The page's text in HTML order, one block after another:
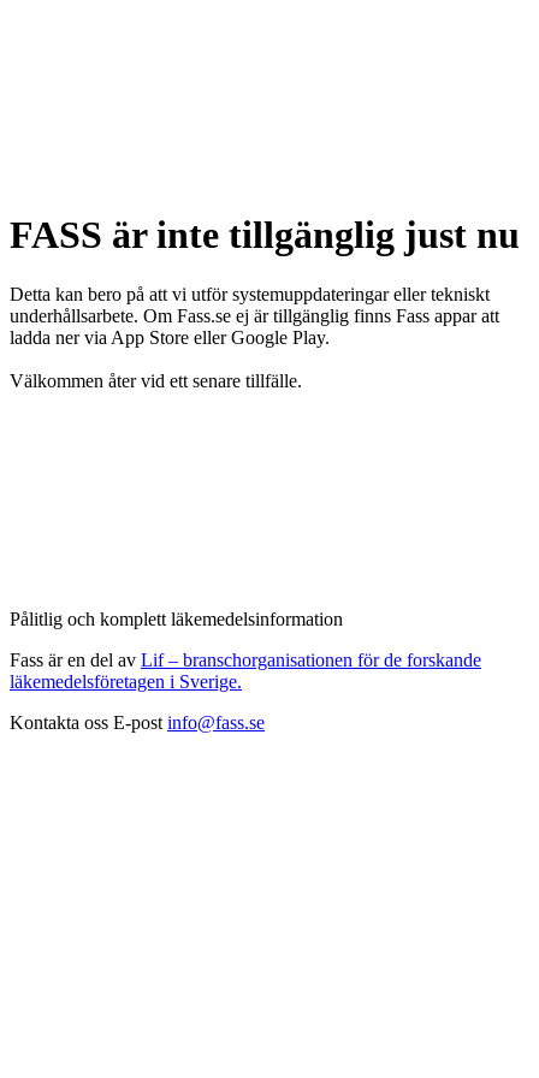
FASS är inte tillgänglig just nu
Detta kan bero på att vi utför systemuppdateringar eller tekniskt
underhållsarbete. Om Fass.se ej är tillgänglig finns Fass appar att
ladda ner via App Store eller Google Play.
Välkommen åter vid ett senare tillfälle.
Pålitlig och komplett läkemedelsinformation
Fass är en del av Lif – branschorganisationen för de forskande
läkemedelsföretagen i Sverige.
Kontakta oss E-post info@fass.se